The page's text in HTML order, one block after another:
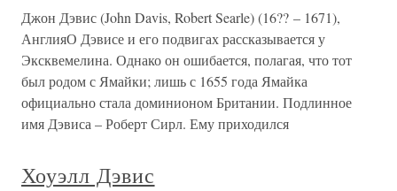
Джон Дэвис (John Davis, Robert Searle) (16?? – 1671),
АнглияО Дэвисе и его подвигах рассказывается у
Эксквемелина. Однако он ошибается, полагая, что тот
был родом с Ямайки; лишь с 1655 года Ямайка
официально стала доминионом Британии. Подлинное
имя Дэвиса – Роберт Сирл. Ему приходился
Хоуэлл Дэвис